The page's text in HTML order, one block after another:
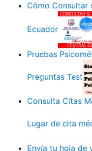
Cómo Consultar
Ecuador
Pruebas
Preguntas Test
Consulta Citas
Lugar de cita
Envía tu hoja de